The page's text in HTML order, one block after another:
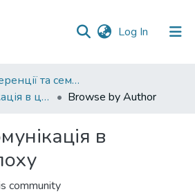
Log In (current)
012. Конференції та семінари НаУКМА
Наукова комунікація в цифрову епоху
Browse by Author
в
community